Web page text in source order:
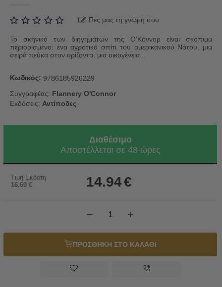
Πες μας τη γνώμη σου
Το σκηνικό των διηγημάτων της Ο’Κόννορ είναι σκόπιμα
περιορισμένο: ένα αγροτικό σπίτι του αμερικανικού Νότου, μια
σειρά πεύκα στον ορίζοντα, μια οικογένεια...
Κωδικός: 9786185926229
Συγγραφέας: Flannery O'Connor
Εκδόσεις: Αντίποδες
Διαθέσιμο
Αποστέλλεται σε 48 ώρες
Τιμή Εκδότη
16.60 € 14.94€
+
−
ΠΡΟΣΘΗΚΗ ΣΤΟ ΚΑΛΑΘΙ